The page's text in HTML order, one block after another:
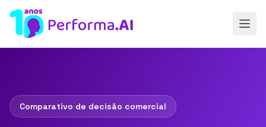
Comparativo de decisão comercial